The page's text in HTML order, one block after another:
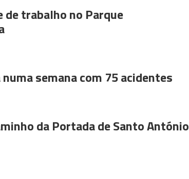
trabalho no Parque
semana com 75 acidentes
da Portada de Santo António